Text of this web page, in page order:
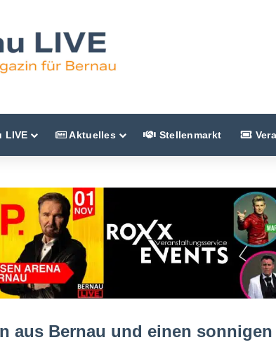
LIVE Aktuelles Stellenmarkt
aus Bernau und einen